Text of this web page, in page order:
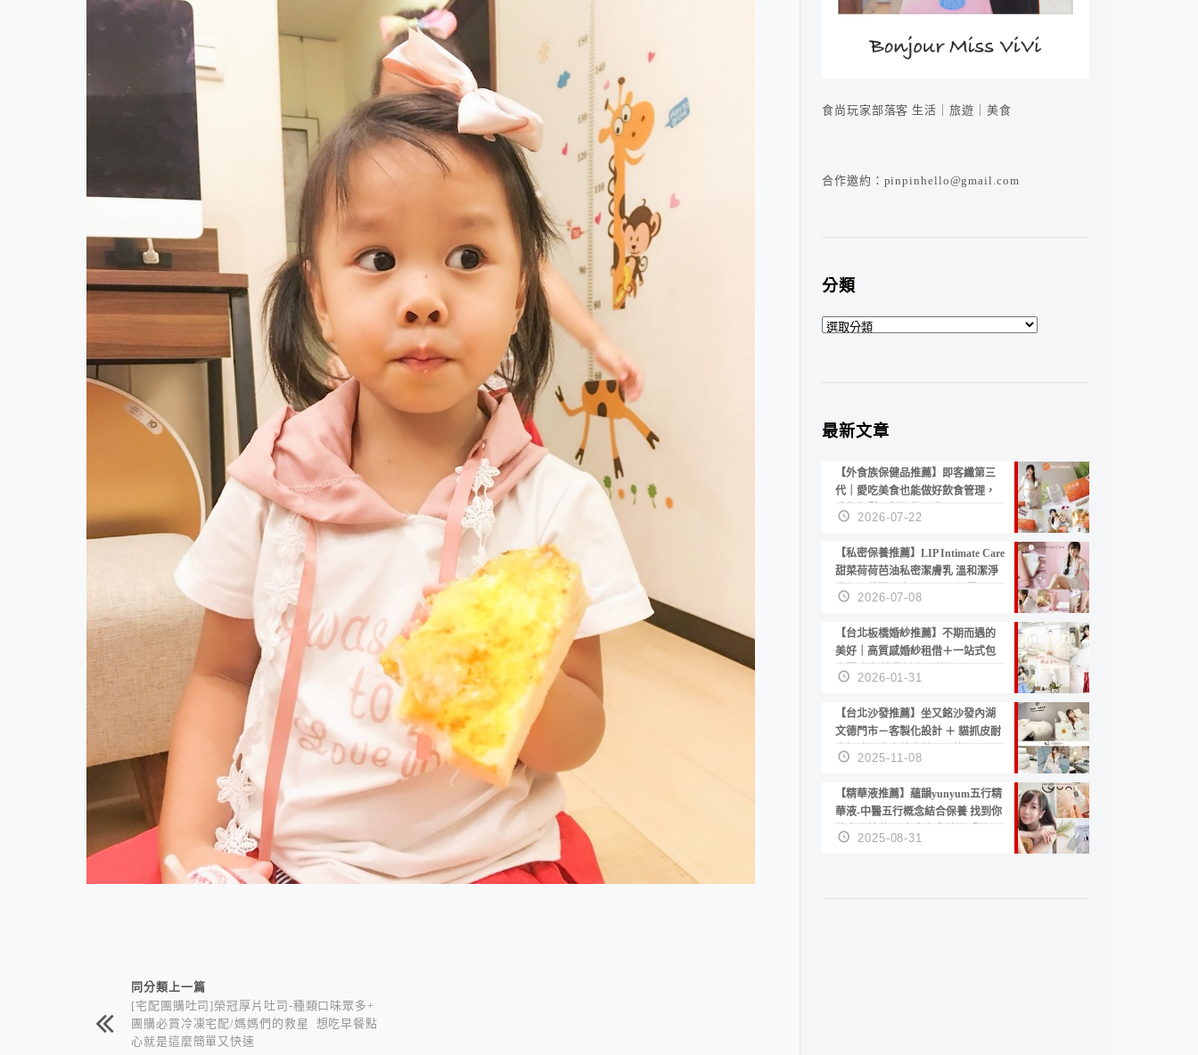
相連文章同分類上一篇
[宅配團購吐司]榮冠厚片吐司-種類口味眾多+
團購必買冷凍宅配/媽媽們的救星 想吃早餐點
心就是這麼簡單又快速
食尚玩家部落客 生活｜旅遊｜美食
合作邀約：pinpinhello@gmail.com
分類
分
最新文章
【外食族保健品推薦】即客纖第三
代｜愛吃美食也能做好飲食管理，
陪你輕鬆面對聚餐日常！
2026-07-22
【私密保養推薦】LIP Intimate Care
甜菜荷荷芭油私密潔膚乳 溫和潔淨
洗後不乾澀 不起泡反而更舒服！
2026-07-08
【台北板橋婚紗推薦】不期而遇的
美好｜高質感婚紗租借＋一站式包
套服務 新娘備婚省心首選！
2026-01-31
【台北沙發推薦】坐又銘沙發內湖
文德門市－客製化設計 ＋ 貓抓皮耐
磨好清潔｜直營直銷、價格透明
高CP值打造夢想居家風格
2025-11-08
【精華液推薦】蘊韻yunyum五行精
華液-中醫五行概念結合保養 找到你
的專屬精華！ 水㊀土㊀就選「潤・
賦精華」維持肌膚剛剛好的平衡
2025-08-31